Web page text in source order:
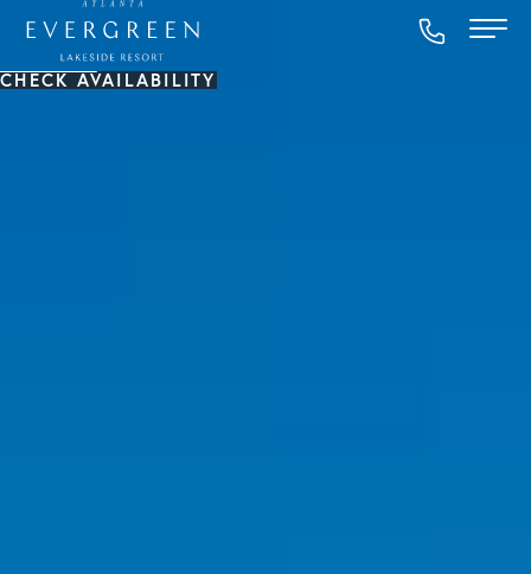
CHECK AVAILABILITY